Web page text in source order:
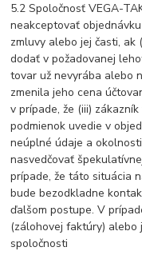
5.2 Spoločnosť VEGA-
neakceptovať
zmluvy alebo jej časti, ak
dodať v požadovanej
tovar už nevyrába alebo
zmenila jeho cena
v prípade, že (iii)
podmienok uvedie v
neúplné údaje a
nasvedčovať
prípade, že táto situácia
bude bezodkladne
ďalšom postupe. V
(zálohovej faktúry)
spoločnosti